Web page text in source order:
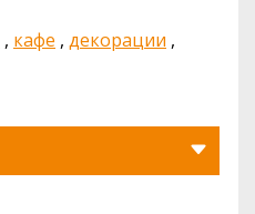
, кафе , декорации ,